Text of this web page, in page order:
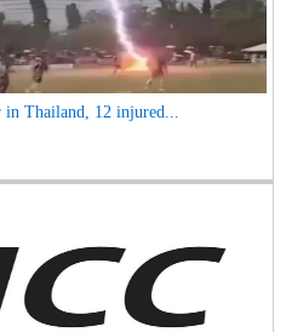
Thailand, 12 injured...